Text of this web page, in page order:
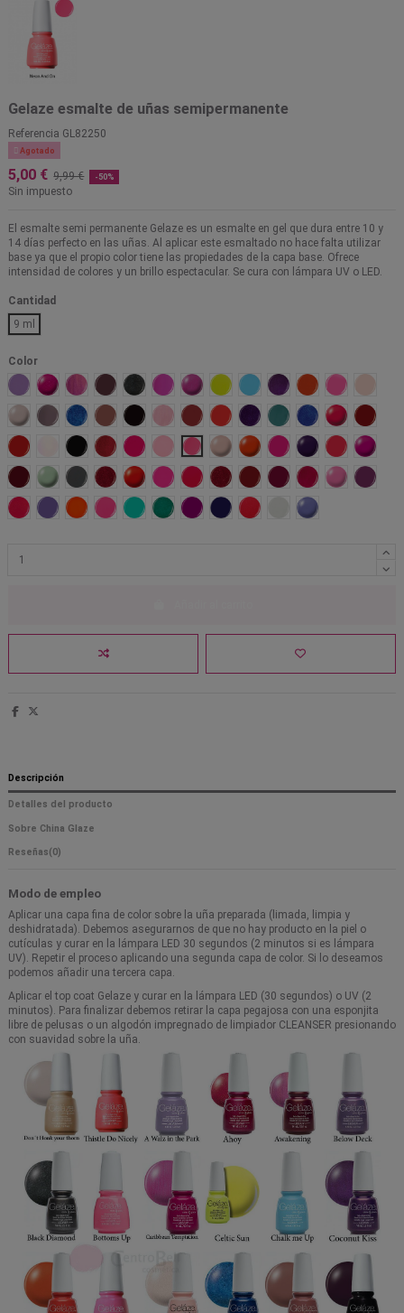
Gelaze esmalte de uñas semipermanente
Referencia GL82250
 Agotado
5,00 € 9,99 € -50%
Sin impuesto
El esmalte semi permanente Gelaze es un esmalte en gel que dura entre 10 y
14 días perfecto en las uñas. Al aplicar este esmaltado no hace falta utilizar
base ya que el propio color tiene las propiedades de la capa base. Ofrece
intensidad de colores y un brillo espectacular. Se cura con lámpara UV o LED.
Cantidad
9 ml
Color
A walz in the park
Ahoy AwakeningBelow deckBlack diamond
Bottoms upCaribbean temptation
Celtic sunChalk me upCoconut kiss
Coral starDance baby
Diva
Dont honk your thorn
Dope TaupeDorothy whoDress me upEvening seduction
Exceptionally gifted
Fifth avenueFlip flop fantasy
Flying dragon
For AudreyFrostbiteHigh hopes
High
High rollerInnocenceLiquid leather
Long kissMake an entrance
My sweet lady
Neon & onNote to selfieOrange knockout
Pink voltage
Plur ple Pool partyPurple
Ravishing Dahling
Re-fresh mint
Recycle Red pearlRed-Y to raveRich&famousRose among thorns
Ruby pumps
Salsa Seduce meSexy silhouette
Shocking pink
Strawberry fields
Tart y for the party
That'll peach you
Thistle do nicely
Too yacht to handle
Turned up turquoise
Under the boardwalk
Up all nightSurfin for boys
White on white
What A Pansy
Descripción
Detalles del producto
Sobre China Glaze
Reseñas(0)
Modo de empleo
Aplicar una capa fina de color sobre la uña preparada (limada, limpia y
deshidratada). Debemos asegurarnos de que no hay producto en la piel o
cutículas y curar en la lámpara LED 30 segundos (2 minutos si es lámpara
UV). Repetir el proceso aplicando una segunda capa de color. Si lo deseamos
podemos añadir una tercera capa.
Aplicar el top coat Gelaze y curar en la lámpara LED (30 segundos) o UV (2
minutos). Para finalizar debemos retirar la capa pegajosa con una esponjita
libre de pelusas o un algodón impregnado de limpiador CLEANSER presionando
con suavidad sobre la uña.